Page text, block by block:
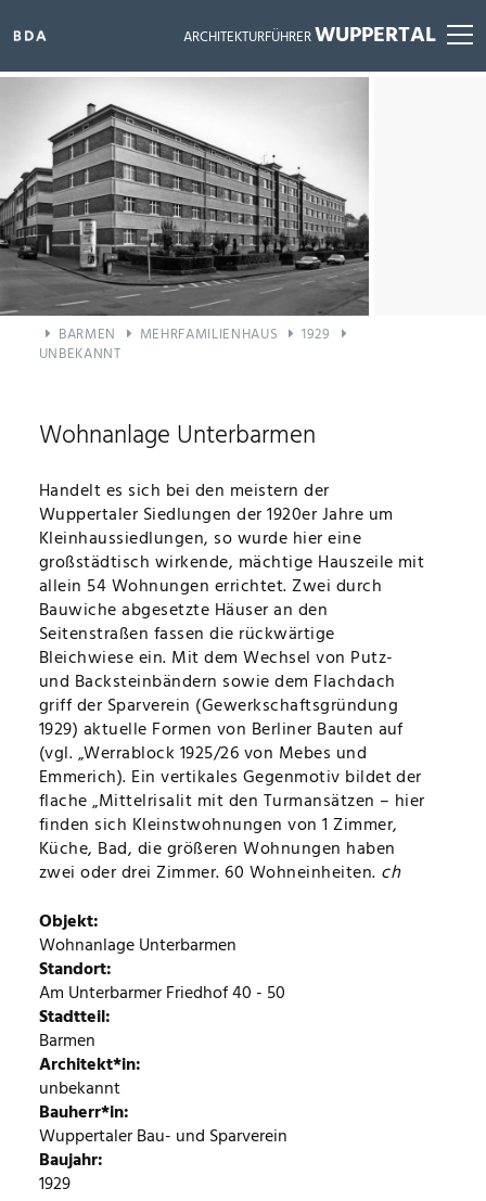
ARCHITEKTURFÜHRERWUPPERTAL
ALLE BAUWERKE ANZEIGEN
FILTER ZURÜCKSETZEN
ÜBERSICHTSKARTE
VOLLTEXTSUCHE
TIPPS
EDITORIAL
IMPRESSUM
DATENSCHUTZ
BARMEN MEHRFAMILIENHAUS
1929
UNBEKANNT
Wohnanlage Unterbarmen
Handelt es sich bei den meistern der
Wuppertaler Siedlungen der 1920er Jahre um
Kleinhaussiedlungen, so wurde hier eine
großstädtisch wirkende, mächtige Hauszeile mit
allein 54 Wohnungen errichtet. Zwei durch
Bauwiche abgesetzte Häuser an den
Seitenstraßen fassen die rückwärtige
Bleichwiese ein. Mit dem Wechsel von Putz-
und Backsteinbändern sowie dem Flachdach
griff der Sparverein (Gewerkschaftsgründung
1929) aktuelle Formen von Berliner Bauten auf
(vgl. „Werrablock 1925/26 von Mebes und
Emmerich). Ein vertikales Gegenmotiv bildet der
flache „Mittelrisalit mit den Turmansätzen – hier
finden sich Kleinstwohnungen von 1 Zimmer,
Küche, Bad, die größeren Wohnungen haben
zwei oder drei Zimmer. 60 Wohneinheiten. ch
Objekt
Wohnanlage Unterbarmen
Standort
Am Unterbarmer Friedhof 40 - 50
Stadtteil
Barmen
Architekt*in
unbekannt
Bauherr*in
Wuppertaler Bau- und Sparverein
Baujahr
1929